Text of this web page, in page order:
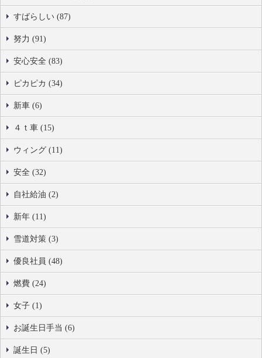
すばらしい (87)
努力 (91)
安心安全 (83)
ピカピカ (34)
新車 (6)
４ｔ車 (15)
ウィング (11)
安全 (32)
自社給油 (2)
新年 (11)
雪道対策 (3)
優良社員 (48)
燃費 (24)
女子 (1)
お誕生日手当 (6)
誕生日 (5)